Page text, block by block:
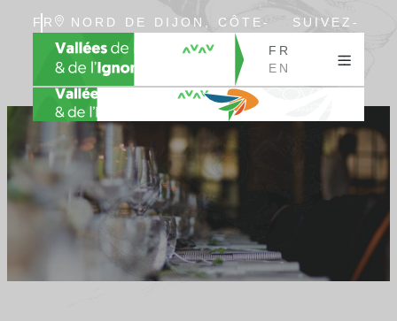
FR
EN
NORD DE DIJON, CÔTE-
D’OR, BOURGOGNE
SUIVEZ-
FR
EN